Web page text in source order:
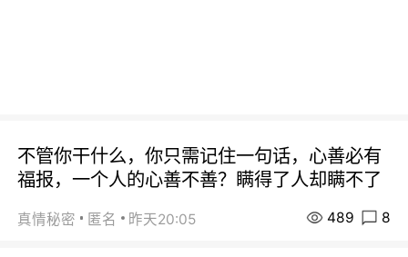
不管你干什么，你只需记住一句话，心善必有
福报，一个人的心善不善？瞒得了人却瞒不了
真情秘密 匿名 昨天20:05 489 8